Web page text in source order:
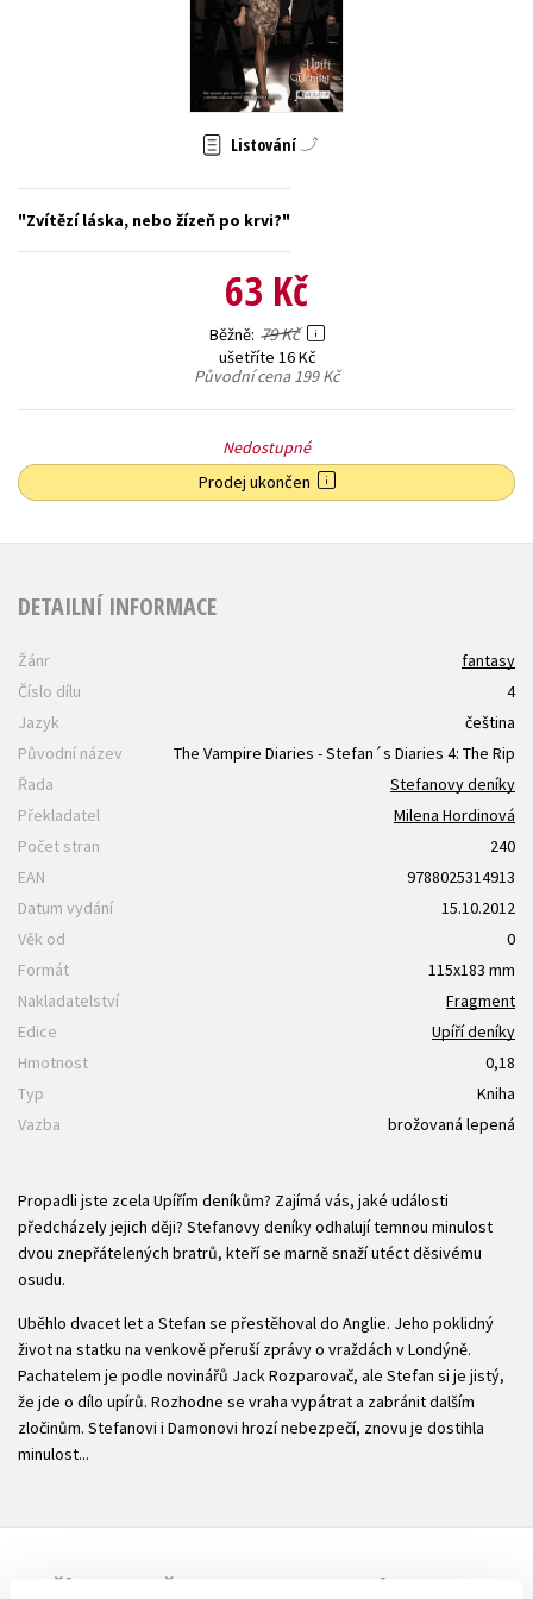
Zahraniční literatura
Všechny tituly
Listování
Zvítězí láska, nebo žízeň po krvi?
63 Kč
Běžně 79 Kč
ušetříte 16 Kč
Původní cena199 Kč
Nedostupné
Prodej ukončen
DETAILNÍ INFORMACE
Žánr
fantasy
Číslo dílu
4
Jazyk
čeština
Původní název
The Vampire Diaries - Stefan´s Diaries 4: The Rip
Řada
Stefanovy deníky
Překladatel
Milena Hordinová
Počet stran
240
EAN
9788025314913
Datum vydání
15.10.2012
Věk od
0
Formát
115x183 mm
Nakladatelství
Fragment
Edice
Upíří deníky
Hmotnost
0,18
Typ
Kniha
Vazba
brožovaná lepená
Propadli jste zcela Upířím deníkům? Zajímá vás, jaké události
předcházely jejich ději? Stefanovy deníky odhalují temnou minulost
dvou znepřátelených bratrů, kteří se marně snaží utéct děsivému
osudu.
Uběhlo dvacet let a Stefan se přestěhoval do Anglie. Jeho poklidný
život na statku na venkově přeruší zprávy o vraždách v Londýně.
Pachatelem je podle novinářů Jack Rozparovač, ale Stefan si je jistý,
že jde o dílo upírů. Rozhodne se vraha vypátrat a zabránit dalším
zločinům. Stefanovi i Damonovi hrozí nebezpečí, znovu je dostihla
minulost...
DALŠÍ TITULY Z ŘADY "STEFANOVY DENÍKY"